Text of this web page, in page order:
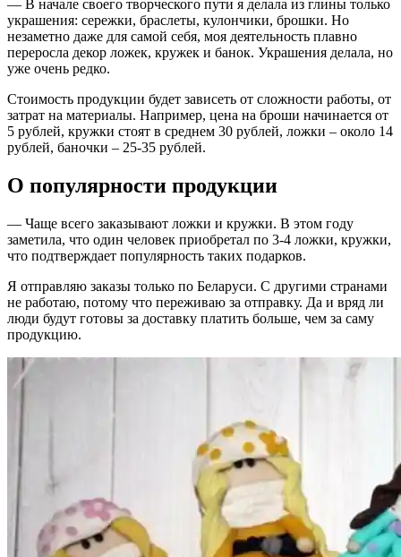
— В начале своего творческого пути я делала из глины только
украшения: сережки, браслеты, кулончики, брошки. Но
незаметно даже для самой себя, моя деятельность плавно
переросла декор ложек, кружек и банок. Украшения делала, но
уже очень редко.
Стоимость продукции будет зависеть от сложности работы, от
затрат на материалы. Например, цена на броши начинается от
5 рублей, кружки стоят в среднем 30 рублей, ложки – около 14
рублей, баночки – 25-35 рублей.
О популярности продукции
— Чаще всего заказывают ложки и кружки. В этом году
заметила, что один человек приобретал по 3-4 ложки, кружки,
что подтверждает популярность таких подарков.
Я отправляю заказы только по Беларуси. С другими странами
не работаю, потому что переживаю за отправку. Да и вряд ли
люди будут готовы за доставку платить больше, чем за саму
продукцию.